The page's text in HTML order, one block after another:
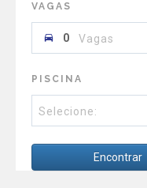
VAGAS
Vagas
PISCINA
Selecione:
Encontrar